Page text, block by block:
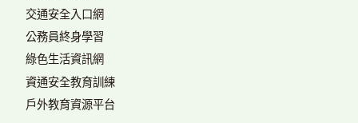
交通安全入口網
公務員終身學習
綠色生活資訊網
資通安全教育訓練
戶外教育資源平台